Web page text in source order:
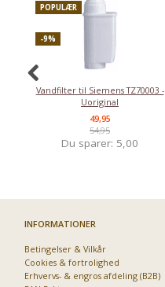
POPULÆR
-9%
Vandfilter til Siemens TZ70003 -
Uoriginal
49,95
54,95
Du sparer: 5,00
INFORMATIONER
Betingelser & Vilkår
Cookies & fortrolighed
Erhvervs- & engros afdeling (B2B)